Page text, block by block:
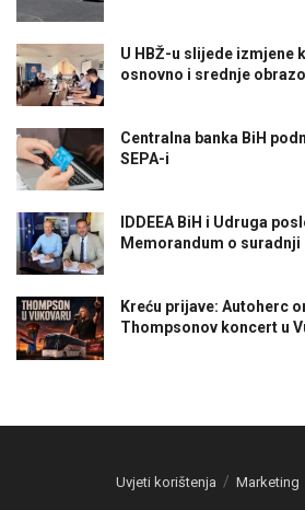
U HBŽ-u slijede izmjene
osnovno i srednje
Centralna banka BiH
SEPA-i
IDDEEA BiH i Udruga
Memorandum o suradnji
Kreću prijave: Autoherc
Thompsonov koncert u
Uvjeti korištenja Marketing